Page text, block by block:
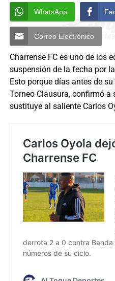
WhatsApp
Correo Electrónico
Charrense FC es uno de los
suspensión de la fecha por
Esto porque días antes de
Torneo Clausura, confirmó a
sustituye al saliente Carlos